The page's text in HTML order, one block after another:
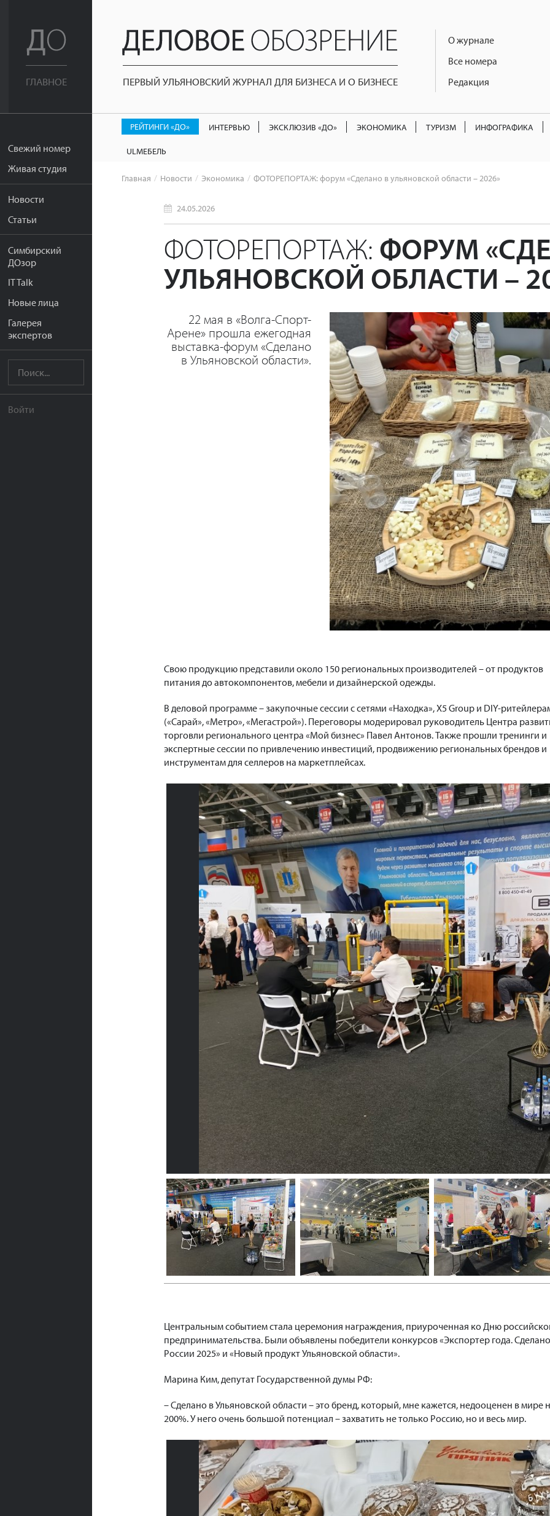
ГЛАВНОЕ
Свежий номер
Живая студия
Новости
Статьи
Симбирский
ДОзор
IT Talk
Новые лица
Галерея
экспертов
Войти
ПЕРВЫЙ УЛЬЯНОВСКИЙ ЖУРНАЛ ДЛЯ БИЗНЕСА И О БИЗНЕСЕ
О журнале
Все номера
Редакция
РЕЙТИНГИ «ДО» ИНТЕРВЬЮ ЭКСКЛЮЗИВ «ДО» ЭКОНОМИКА ТУРИЗМ ИНФОГРАФИКА
ULМЕБЕЛЬ
Главная Новости Экономика ФОТОРЕПОРТАЖ: форум «Сделано в ульяновской области – 2026»
24.05.2026
ФОТОРЕПОРТАЖ: ФОРУМ
УЛЬЯНОВСКОЙ ОБЛАСТИ –
22 мая в «Волга-Спорт-
Арене» прошла ежегодная
выставка-форум «Сделано
в Ульяновской области».
Свою продукцию представили около 150 региональных производителей – от продуктов
питания до автокомпонентов, мебели и дизайнерской одежды.
В деловой программе – закупочные сессии с сетями «Находка», X5 Group и DIY-
(«Сарай», «Метро», «Мегастрой»). Переговоры модерировал руководитель Центра
торговли регионального центра «Мой бизнес» Павел Антонов. Также прошли тренинги и
экспертные сессии по привлечению инвестиций, продвижению региональных брендов и
инструментам для селлеров на маркетплейсах.
Центральным событием стала церемония награждения, приуроченная ко Дню
предпринимательства. Были объявлены победители конкурсов «Экспортер года.
России 2025» и «Новый продукт Ульяновской области».
Марина Ким, депутат Государственной думы РФ:
– Сделано в Ульяновской области – это бренд, который, мне кажется, недооценен в мире
200%. У него очень большой потенциал – захватить не только Россию, но и весь мир.